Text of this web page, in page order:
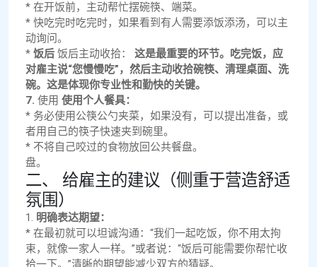
* 在开饭前，主动帮忙摆碗筷、端菜。
* 快吃完时吃完时，如果看到有人需要添饭添汤，可以主
动询问。
* 饭后 饭后主动收拾：
这是最重要的环节。吃完饭，应
对雇主说“您慢慢吃”，然后主动收拾碗筷、清理桌面、洗
碗。这是体现你专业性和勤快的关键。
7. 使用 使用个人餐具：
* 务必使用公筷公勺夹菜，如果没有，可以提出准备，或
者用自己的筷子快速夹到碗里。
* 不将自己咬过的食物放回公共餐盘。
盘。
二、 给雇主的建议（侧重于营造舒适
氛围）
1. 明确表达期望：
* 在最初就可以坦诚沟通：“我们一起吃饭，你不用太拘
束，就像一家人一样。”或者说：“饭后可能需要你帮忙收
拾一下。”清晰的期望能减少双方的猜疑。